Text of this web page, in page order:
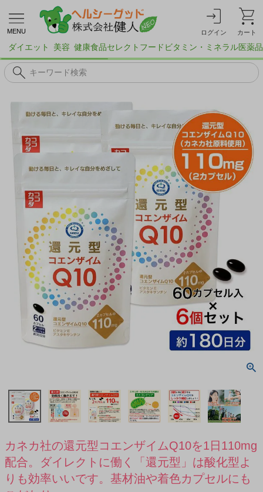
MENU ログイン カート
ダイエット 美容 健康食品セレクトフード ビタミン・ミネラル医薬品
カネカ社の還元型コエンザイムQ10を1日110mg
配合。ダイレクトに働く「還元型」は酸化型よ
りも効率いいです。基材油や着色カプセルにも